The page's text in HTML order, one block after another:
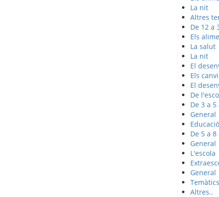
La nit
Altres
De 12 a
Els
La salut
La nit
El
Els
El
De
De 3 a 5
General
De 5 a 8
General
L'escola
General
Temàtics
Altres..